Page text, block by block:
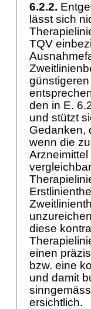
6.2.2.
lässt sich
TQV
den in E.
und stützt
Gedanken,
wenn die
diese
einen
bzw. eine
und damit
ersichtlich.